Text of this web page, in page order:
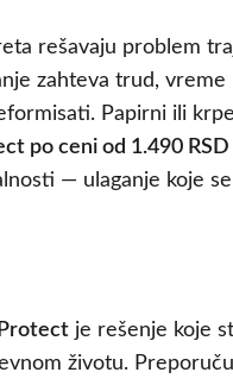
rešavaju problem
zahteva trud,
Papirni ili
po ceni od 1.490 RSD
— ulaganje koje
je rešenje koje
životu.